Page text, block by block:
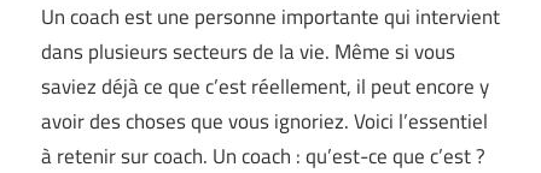
Un coach est une personne importante qui intervient
dans plusieurs secteurs de la vie. Même si vous
saviez déjà ce que c’est réellement, il peut encore y
avoir des choses que vous ignoriez. Voici l’essentiel
à retenir sur coach. Un coach : qu’est-ce que c’est ?